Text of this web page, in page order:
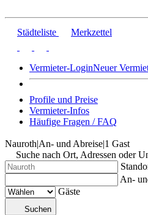
Städteliste Merkzettel
Vermieter-LoginNeuer
Profile und Preise
Vermieter-Infos
Häufige Fragen / FAQ
Nauroth|An- und Abreise|1 Gast
Suche nach Ort, Adressen oder
An-
Gäste
Suchen